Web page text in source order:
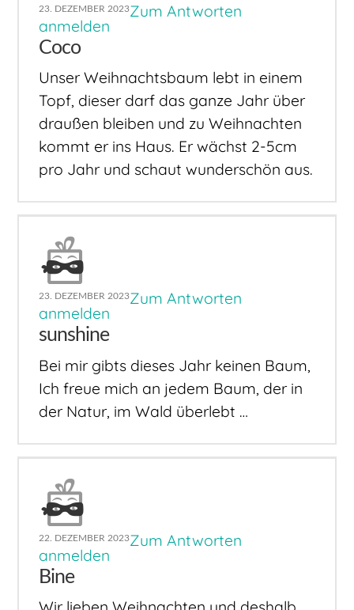
23. DEZEMBER 2023Zum Antworten
anmelden
Coco
Unser Weihnachtsbaum lebt in einem
Topf, dieser darf das ganze Jahr über
draußen bleiben und zu Weihnachten
kommt er ins Haus. Er wächst 2-5cm
pro Jahr und schaut wunderschön aus.
23. DEZEMBER 2023Zum Antworten
anmelden
sunshine
Bei mir gibts dieses Jahr keinen Baum,
Ich freue mich an jedem Baum, der in
der Natur, im Wald überlebt …
22. DEZEMBER 2023Zum Antworten
anmelden
Bine